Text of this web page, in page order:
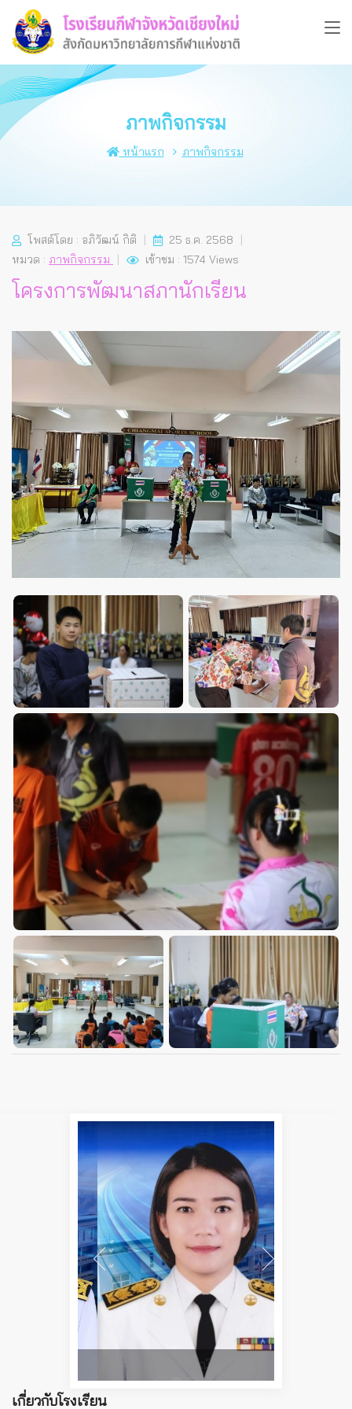
ภาพกิจกรรม
หน้าแรก ภาพกิจกรรม
โพสต์โดย : อภิวัฒน์ กิติ
25 ธ.ค. 2568
หมวด : ภาพกิจกรรม เข้าชม : 1574 Views
โครงการพัฒนาสภานักเรียน
นางสาวเยาวลักษณ์ สุริยุทธ
เกี่ยวกับโรงเรียน